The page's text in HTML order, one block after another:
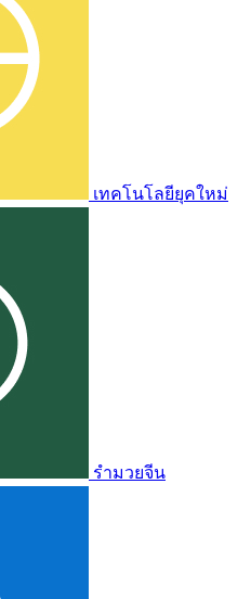
เทคโนโลยียุคใหม่
รำมวยจีน